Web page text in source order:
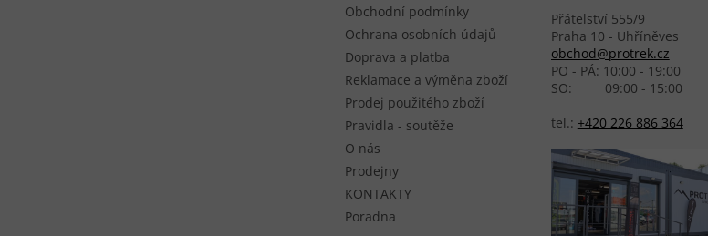
Obchodní podmínky
Ochrana osobních údajů
Doprava a platba
Reklamace a výměna zboží
Prodej použitého zboží
Pravidla - soutěže
O nás
Prodejny
KONTAKTY
Poradna
Přátelství 555/9
Praha 10 - Uhříněves
obchod@protrek.cz
PO - PÁ: 10:00 - 19:00
SO: 09:00 - 15:00
tel.: +420 226 886 364